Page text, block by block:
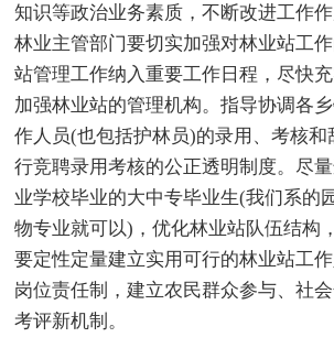
知识等政治业务素质，不断改进工作作
林业主管部门要切实加强对林业站工
站管理工作纳入重要工作日程，尽快
加强林业站的管理机构。指导协调各
作人员(也包括护林员)的录用、考核和
行竞聘录用考核的公正透明制度。尽
业学校毕业的大中专毕业生(我们系的
物专业就可以)，优化林业站队伍结构
要定性定量建立实用可行的林业站工
岗位责任制，建立农民群众参与、社
考评新机制。